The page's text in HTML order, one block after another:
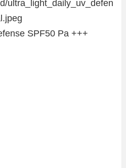
SPF50 Pa +++